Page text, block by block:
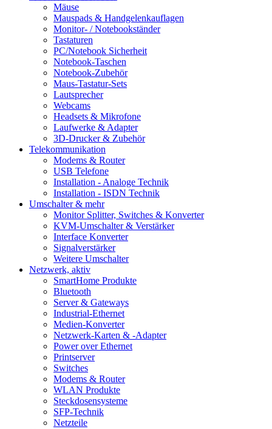
Mäuse
Mauspads & Handgelenkauflagen
Monitor- / Notebookständer
Tastaturen
PC/Notebook Sicherheit
Notebook-Taschen
Notebook-Zubehör
Maus-Tastatur-Sets
Lautsprecher
Webcams
Headsets & Mikrofone
Laufwerke & Adapter
3D-Drucker & Zubehör
Telekommunikation
Modems & Router
USB Telefone
Installation - Analoge Technik
Installation - ISDN Technik
Umschalter & mehr
Monitor Splitter, Switches & Konverter
KVM-Umschalter & Verstärker
Interface Konverter
Signalverstärker
Weitere Umschalter
Netzwerk, aktiv
SmartHome Produkte
Bluetooth
Server & Gateways
Industrial-Ethernet
Medien-Konverter
Netzwerk-Karten & -Adapter
Power over Ethernet
Printserver
Switches
Modems & Router
WLAN Produkte
Steckdosensysteme
SFP-Technik
Netzteile